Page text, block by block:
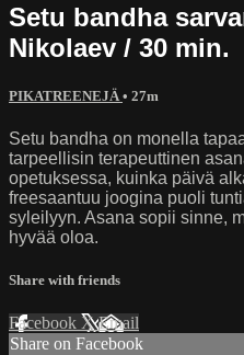
Setu bandha
Nikolaev / 30 min.
PIKATREENEJÄ • 27m
Setu bandha on monella
tarpeellisin terapeuttinen
opetuksessa, kuinka päivä
freesaantuu joogina puoli
syleilyyn. Asana sopii sinne,
hyvää oloa.
Share with friends
Facebook XEmail
Share on Facebook